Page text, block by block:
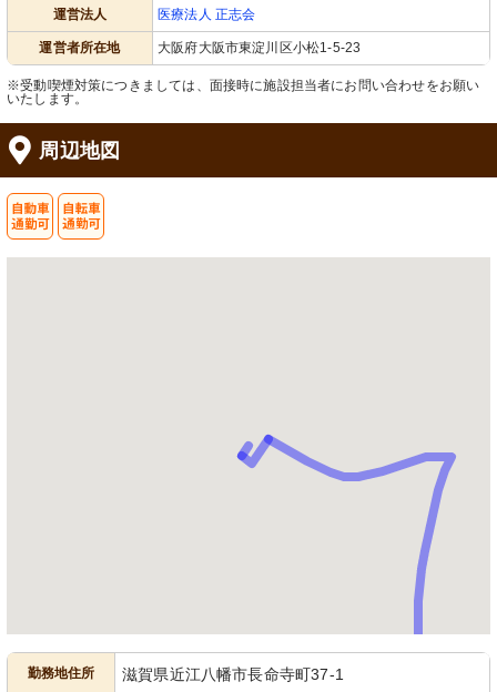
運営法人 医療法人 正志会
運営者所在地 大阪府大阪市東淀川区小松1-5-23
※受動喫煙対策につきましては、面接時に施設担当者にお問い合わせをお願い
いたします。
周辺地図
勤務地住所 滋賀県近江八幡市長命寺町37-1